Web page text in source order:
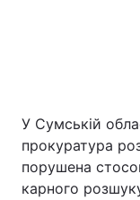
У Сумській
прокуратура
порушена
карного розшуку